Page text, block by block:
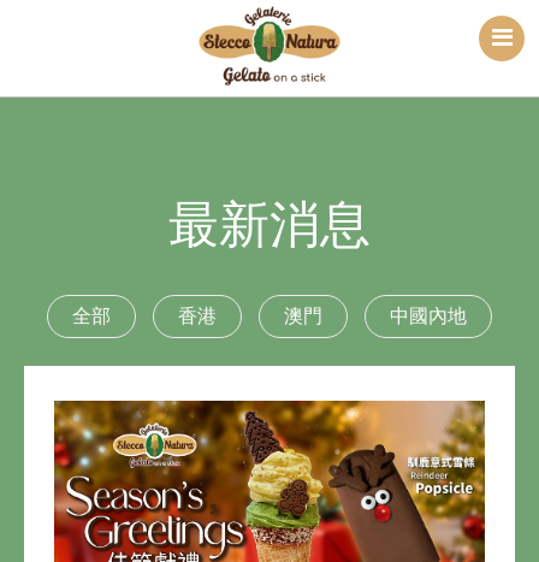
最新消息
全部 香港 澳門 中國內地